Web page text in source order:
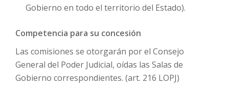
Gobierno en todo el territorio del Estado).
Competencia para su concesión
Las comisiones se otorgarán por el Consejo
General del Poder Judicial, oídas las Salas de
Gobierno correspondientes. (art. 216 LOPJ)